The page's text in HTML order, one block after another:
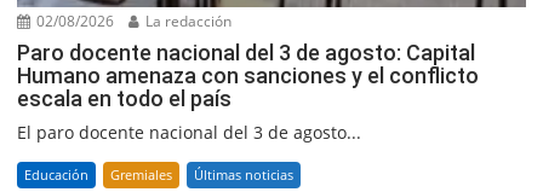
02/08/2026 La redacción
Paro docente nacional del 3 de agosto: Capital
Humano amenaza con sanciones y el conflicto
escala en todo el país
El paro docente nacional del 3 de agosto...
Educación Gremiales Últimas noticias